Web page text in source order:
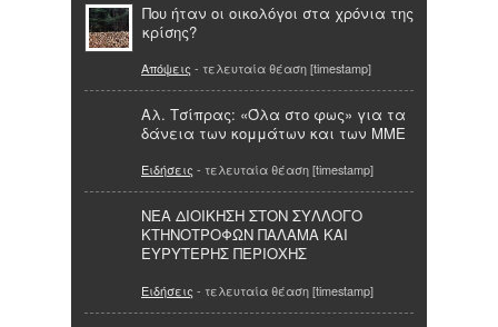
Που ήταν οι οικολόγοι στα χρόνια της
κρίσης?
Απόψεις - τελευταία θέαση [timestamp]
Αλ. Τσίπρας: «Όλα στο φως» για τα
δάνεια των κομμάτων και των ΜΜΕ
Ειδήσεις - τελευταία θέαση [timestamp]
ΝΕΑ ΔΙΟΙΚΗΣΗ ΣΤΟΝ ΣΥΛΛΟΓΟ
ΚΤΗΝΟΤΡΟΦΩΝ ΠΑΛΑΜΑ ΚΑΙ
ΕΥΡΥΤΕΡΗΣ ΠΕΡΙΟΧΗΣ
Ειδήσεις - τελευταία θέαση [timestamp]